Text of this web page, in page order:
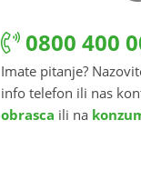
0800 400
Imate pitanje?
info telefon ili nas
obrasca ili na